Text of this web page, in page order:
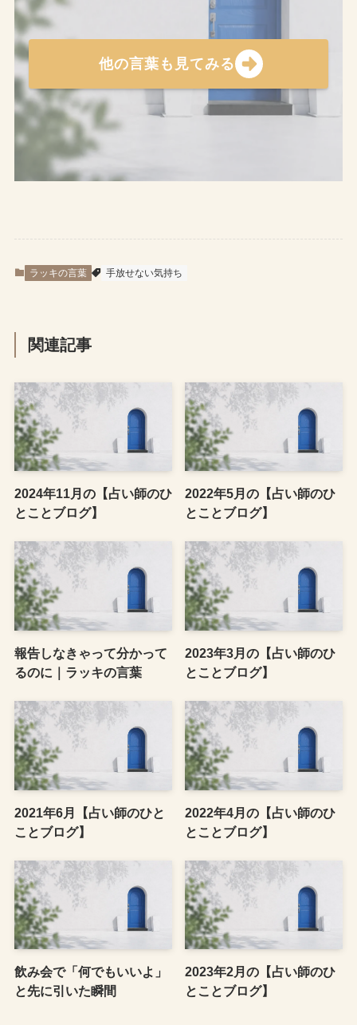
他の言葉も見てみる
ラッキの言葉 手放せない気持ち
関連記事
2024年11月の【占い師のひ
とことブログ】
2022年5月の【占い師のひ
とことブログ】
報告しなきゃって分かって
るのに｜ラッキの言葉
2023年3月の【占い師のひ
とことブログ】
2021年6月【占い師のひと
ことブログ】
2022年4月の【占い師のひ
とことブログ】
飲み会で「何でもいいよ」
と先に引いた瞬間
2023年2月の【占い師のひ
とことブログ】